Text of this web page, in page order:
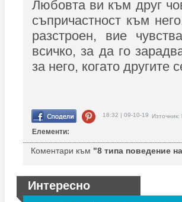
Любовта ви към друг
съпричастност към
разстроен, вие
всичко, за да го
за него, когато другите
18:32 | 09-10-19
Елементи:
Коментари към "8 типа поведение
Интересно